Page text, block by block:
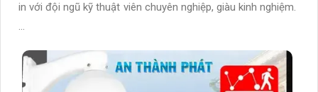
in với đội ngũ kỹ thuật viên chuyên nghiệp, giàu kinh nghiệm.
...